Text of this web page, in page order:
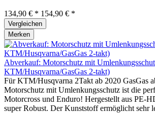
134,90 € * 154,90 € *
Vergleichen
Merken
Abverkauf: Motorschutz mit
KTM/Husqvarna/GasGas 2-takt)
Für KTM/Husqvarna 2Takt ab 2020 GasGas
Motorschutz mit Umlenkungsschutz ist die
Motorcross und Enduro! Hergestellt aus PE-
super Robust. Der Kunststoff ermöglicht sehr